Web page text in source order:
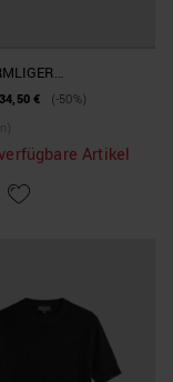
SLIM
34,50 €
(-50%)
Artikel